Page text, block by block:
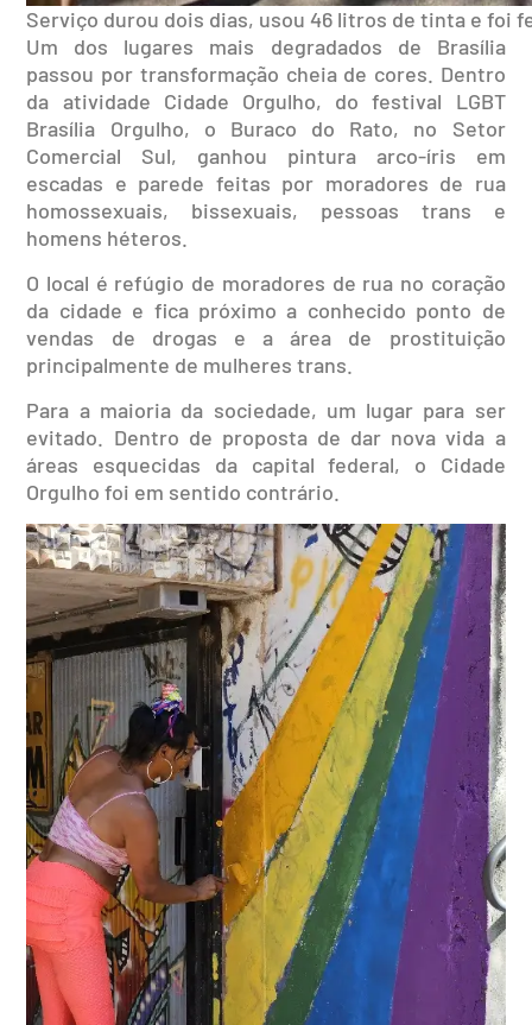
Serviço durou dois dias, usou 46 litros de tinta e foi
Um dos lugares mais degradados de Brasília
passou por transformação cheia de cores. Dentro
da atividade Cidade Orgulho, do festival LGBT
Brasília Orgulho, o Buraco do Rato, no Setor
Comercial Sul, ganhou pintura arco-íris em
escadas e parede feitas por moradores de rua
homossexuais, bissexuais, pessoas trans e
homens héteros.
O local é refúgio de moradores de rua no coração
da cidade e fica próximo a conhecido ponto de
vendas de drogas e a área de prostituição
principalmente de mulheres trans.
Para a maioria da sociedade, um lugar para ser
evitado. Dentro de proposta de dar nova vida a
áreas esquecidas da capital federal, o Cidade
Orgulho foi em sentido contrário.